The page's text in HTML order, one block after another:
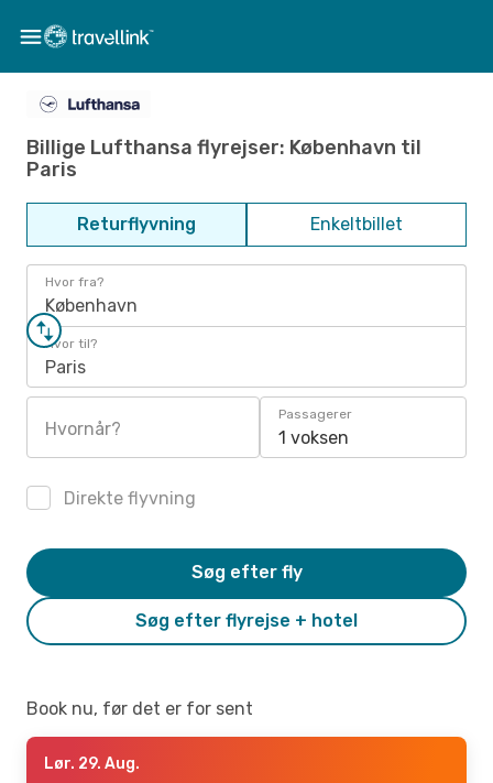
Billige Lufthansa flyrejser: København til
Paris
Returflyvning Enkeltbillet
Hvor fra?
København
Hvor til?
Paris
Hvornår?
Passagerer
1 voksen
Direkte flyvning
Søg efter flyrejse + hotel
Søg efter fly
Book nu, før det er for sent
Lør. 29. Aug.